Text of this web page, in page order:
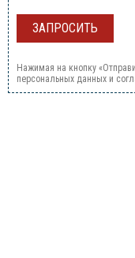
Нажимая на кнопку
персональных данных и